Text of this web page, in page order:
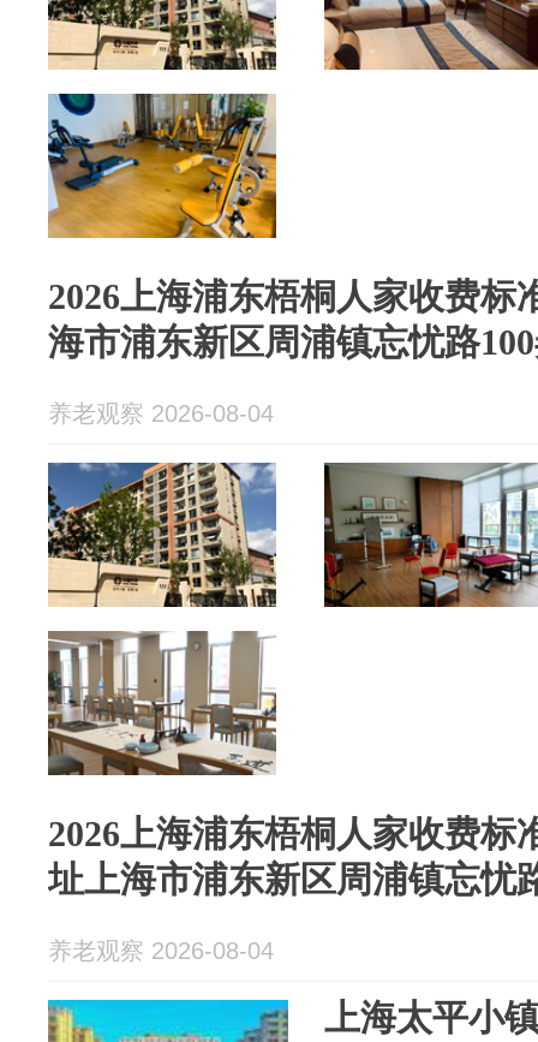
2026上海浦东梧桐人家收费标
海市浦东新区周浦镇忘忧路
养老观察 2026-08-04
2026上海浦东梧桐人家收费标
址上海市浦东新区周浦镇忘忧
养老观察 2026-08-04
上海太平小